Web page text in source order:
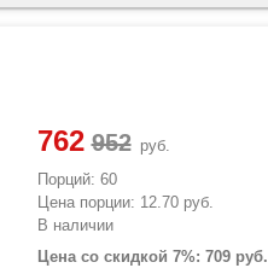
762
руб.
Порций: 60
Цена порции: 12.70 руб.
В наличии
Цена со скидкой 7%: 709 руб.